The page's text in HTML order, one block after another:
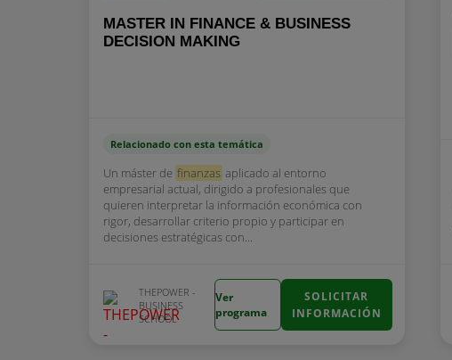
MASTER IN FINANCE & BUSINESS
DECISION MAKING
Relacionado con esta temática
Un máster de finanzas aplicado al entorno
empresarial actual, dirigido a profesionales que
quieren interpretar la información económica con
rigor, desarrollar criterio propio y participar en
decisiones estratégicas con...
THEPOWER -
BUSINESS
SCHOOL
Ver
programa
SOLICITAR
INFORMACIÓN